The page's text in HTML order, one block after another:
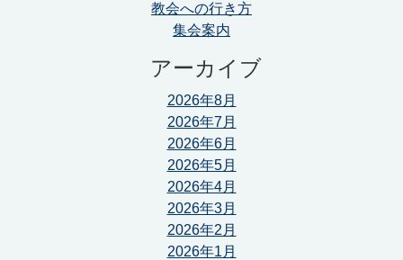
教会への行き方
集会案内
アーカイブ
2026年8月
2026年7月
2026年6月
2026年5月
2026年4月
2026年3月
2026年2月
2026年1月